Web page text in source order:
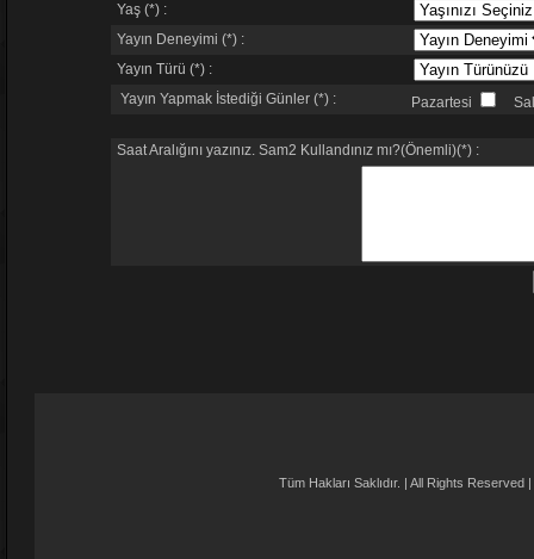
Yaş (*) :
Yayın Deneyimi (*) :
Yayın Türü (*) :
Yayın Yapmak İstediği Günler (*) : Pazartesi
Saat Aralığını yazınız. Sam2 Kullandınız mı?(Önemli)(*) :
Tüm Hakları Saklıdır. | All Rights